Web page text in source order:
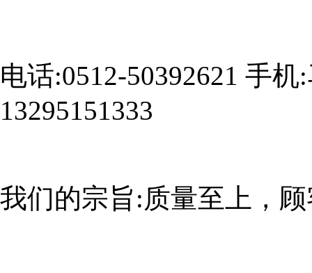
电话:0512-50392621 手
13295151333
我们的宗旨:质量至上，